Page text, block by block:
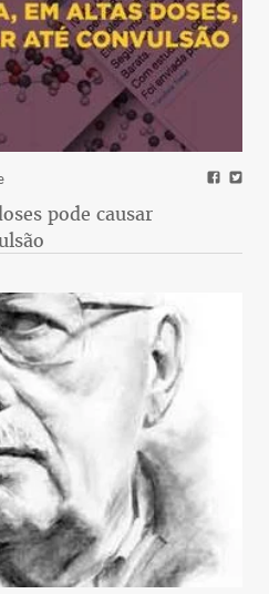
pode causar